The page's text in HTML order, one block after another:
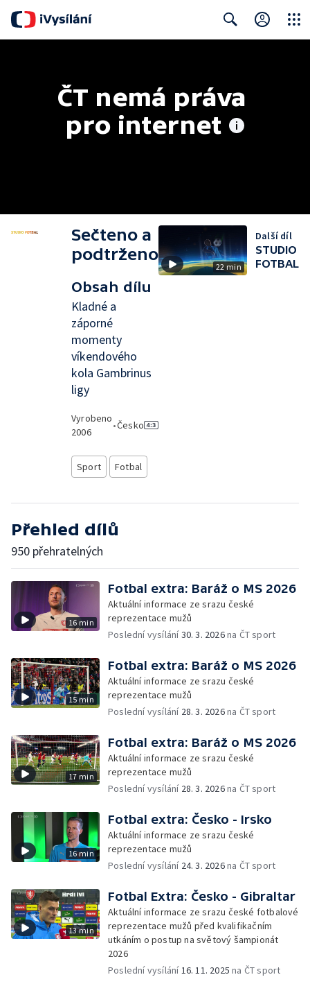
ČT nemá práva
pro internet
Sečteno a
podtrženo
Obsah dílu
Kladné a
záporné
momenty
víkendového
kola Gambrinus
ligy
Vyrobeno
2006
•Česko
Sport Fotbal
22 min
Další díl
STUDIO
FOTBAL
Přehled dílů
950 přehratelných
16 min
Fotbal extra: Baráž o MS 2026
Aktuální informace ze srazu české
reprezentace mužů
Poslední vysílání30. 3. 2026na ČT sport
15 min
Fotbal extra: Baráž o MS 2026
Aktuální informace ze srazu české
reprezentace mužů
Poslední vysílání 28. 3. 2026na ČT sport
17 min
Fotbal extra: Baráž o MS 2026
Aktuální informace ze srazu české
reprezentace mužů
Poslední vysílání 28. 3. 2026na ČT sport
16 min
Fotbal extra: Česko - Irsko
Aktuální informace ze srazu české
reprezentace mužů
Poslední vysílání 24. 3. 2026na ČT sport
13 min
Fotbal Extra: Česko - Gibraltar
Aktuální informace ze srazu české fotbalové
reprezentace mužů před kvalifikačním
utkáním o postup na světový šampionát
2026
Poslední vysílání16. 11. 2025 na ČT sport